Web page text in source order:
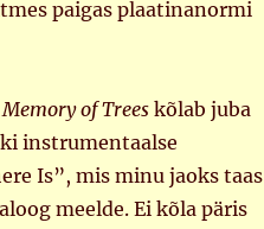
paigas plaatinanormi
of Treeskõlab juba
instrumentaalse
Is”, mis minu jaoks taas
meelde. Ei kõla päris